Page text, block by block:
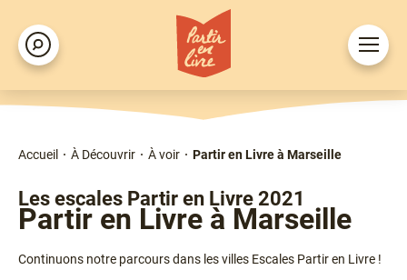
Aller
au
contenu
principal
Rechercher
Ouvrir
le
Accueil À Découvrir À voir Partir en Livre à Marseille
Type
Les escales Partir en Livre 2021
Partir en Livre à Marseille
Chapô
Continuons notre parcours dans les villes Escales Partir en Livre !